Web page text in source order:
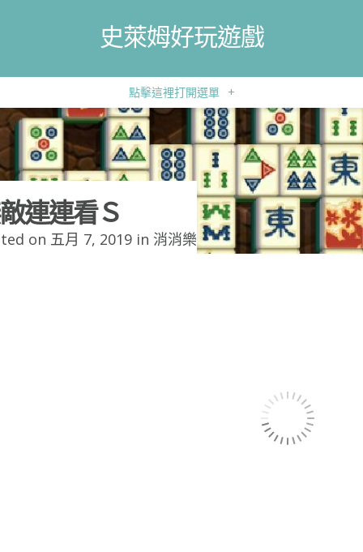
史萊姆好玩遊戲
點擊這裡打開選單 +
連連看Ｓ
on 五月 7, 2019 in 消消樂